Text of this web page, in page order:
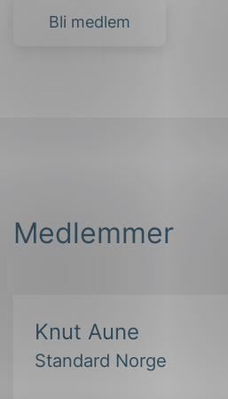
Bli medlem
Medlemmer
Knut Aune
Standard Norge